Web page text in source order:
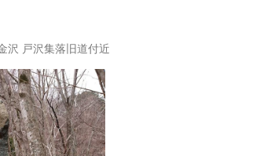
沢 戸沢集落旧道付近